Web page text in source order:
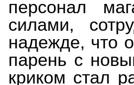
персонал
силами,
надежде, что
парень с
криком стал